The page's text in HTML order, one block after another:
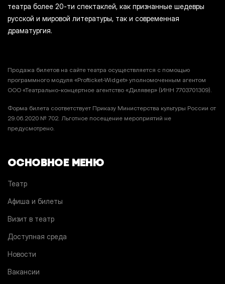
театра более 20-ти спектаклей, как признанные шедевры
русской и мировой литературы, так и современная
драматургия.
Продажа билетов на сайте театра осуществляется с помощью
программного модуля «Profticket-Widget» уполномоченным агентом
ООО «Театрально-концертное агентство «Дилявер» (ИНН 7703701309).
Форма билета соответствует Приказу Министерства культуры России от
29.06.2020 № 702. Льготное посещение мероприятий не
предусмотрено.
ОСНОВНОЕ МЕНЮ
Театр
Афиша и билеты
Визит в театр
Доступная среда
Новости
Вакансии